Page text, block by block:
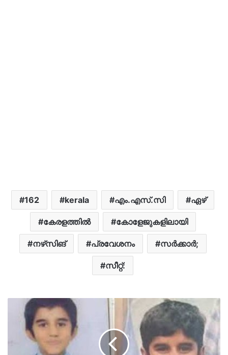
162 kerala എം.എസ്‌.സി ഏഴ്
കേരളത്തിൽ കോളേജുകളിലായി
നഴ്‌സിങ് പ്രവേശനം സർക്കാർ;
സീറ്റ്: